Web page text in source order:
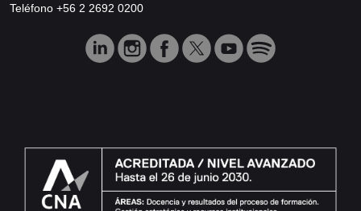
Teléfono +56 2 2692 0200